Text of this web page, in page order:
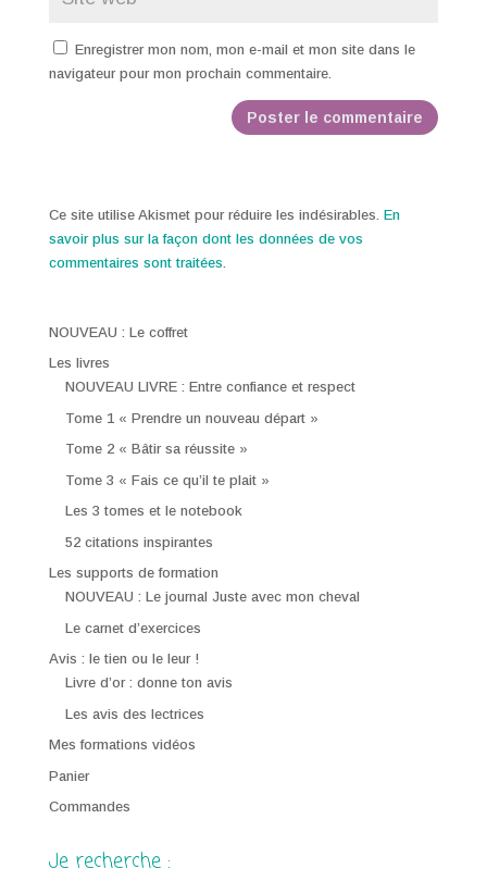
Enregistrer mon nom, mon e-mail et mon site dans le
navigateur pour mon prochain commentaire.
Ce site utilise Akismet pour réduire les indésirables. En
savoir plus sur la façon dont les données de vos
commentaires sont traitées
NOUVEAU : Le coffret
Les livres
NOUVEAU LIVRE : Entre confiance et respect
Tome 1 « Prendre un nouveau départ »
Tome 2 « Bâtir sa réussite »
Tome 3 « Fais ce qu’il te plait »
Les 3 tomes et le notebook
52 citations inspirantes
Les supports de formation
NOUVEAU : Le journal Juste avec mon cheval
Le carnet d’exercices
Avis : le tien ou le leur !
Livre d’or : donne ton avis
Les avis des lectrices
Mes formations vidéos
Panier
Commandes
Je recherche :